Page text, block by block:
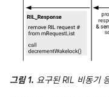
그림 1. 요구된 RIL 비동기